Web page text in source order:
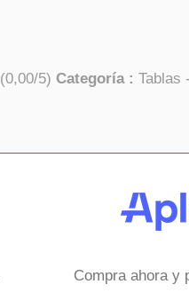
(0,00/5) Categoría : Tablas
Compra ahora y